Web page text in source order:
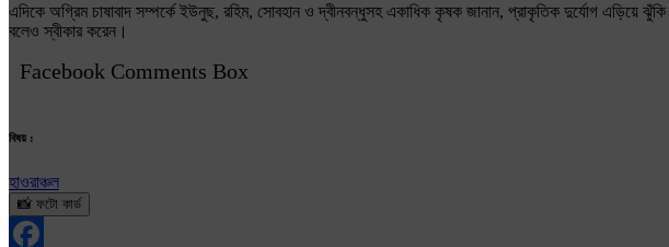
এদিকে অগ্রিম চাষাবাদ সম্পর্কে ইউনুছ, রহিম, সোবহান ও দ্বীনবন্ধুসহ একাধিক কৃষক জানান, প্রাকৃতিক দুর্যোগ এড়িয়ে
বলেও স্বীকার করেন।
Facebook Comments Box
বিষয় :
হাওরাঞ্চল
📸 ফটো কার্ড